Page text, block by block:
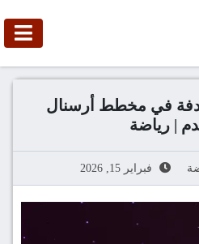
في مخطط أرسنال
| رياضة
فبراير 15, 2026